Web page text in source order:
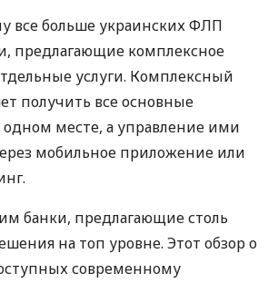
все больше украинских ФЛП
предлагающие комплексное
услуги. Комплексный
получить все основные
месте, а управление ими
мобильное приложение или
банки, предлагающие столь
на топ уровне. Этот обзор о
современному